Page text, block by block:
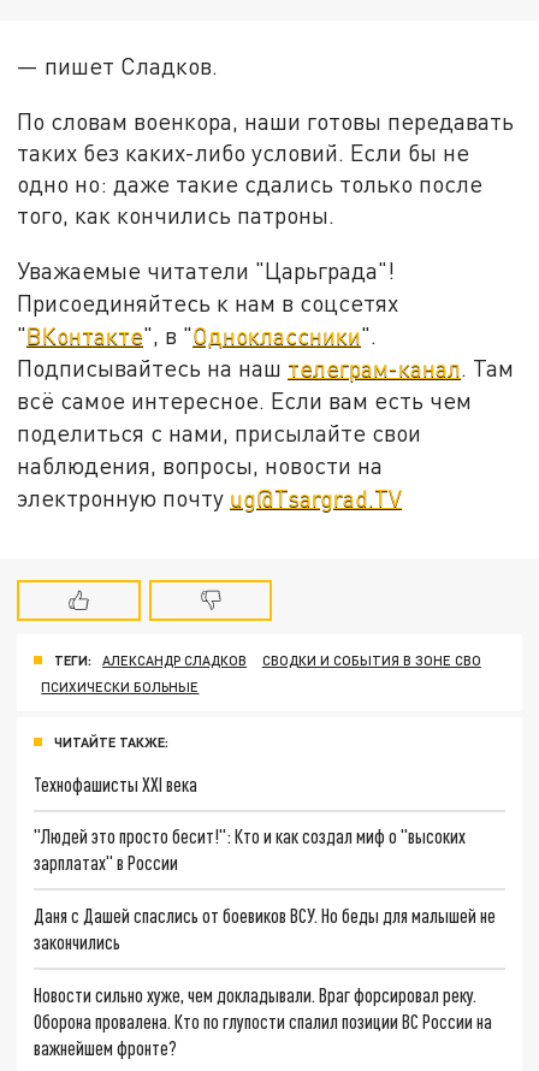
— пишет Сладков.
По словам военкора, наши готовы передавать
таких без каких-либо условий. Если бы не
одно но: даже такие сдались только после
того, как кончились патроны.
Уважаемые читатели "Царьграда"!
Присоединяйтесь к нам в соцсетях
"ВКонтакте", в "Одноклассники".
Подписывайтесь на наш телеграм-канал. Там
всё самое интересное. Если вам есть чем
поделиться с нами, присылайте свои
наблюдения, вопросы, новости на
электронную почту ug@Tsargrad.TV
ТЕГИ: АЛЕКСАНДР СЛАДКОВ
СВОДКИ И СОБЫТИЯ В ЗОНЕ СВО
ПСИХИЧЕСКИ БОЛЬНЫЕ
ЧИТАЙТЕ ТАКЖЕ:
Технофашисты XXI века
"Людей это просто бесит!": Кто и как создал миф о "высоких
зарплатах" в России
Даня с Дашей спаслись от боевиков ВСУ. Но беды для малышей не
закончились
Новости сильно хуже, чем докладывали. Враг форсировал реку.
Оборона провалена. Кто по глупости спалил позиции ВС России на
важнейшем фронте?